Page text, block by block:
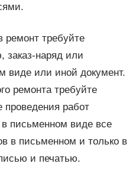
требуйте
наряд или
виде или иной документ.
ремонта требуйте
проведения работ
письменном виде все
в письменном и только в
и печатью.